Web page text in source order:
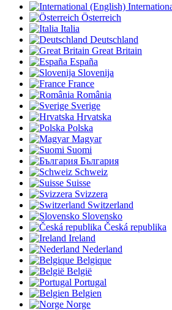
Österreich
Italia
Deutschland
Great Britain
España
Slovenija
France
România
Sverige
Hrvatska
Polska
Magyar
Suomi
България
Schweiz
Suisse
Svizzera
Switzerland
Slovensko
Česká republika
Ireland
Nederland
Belgique
België
Portugal
Belgien
Norge